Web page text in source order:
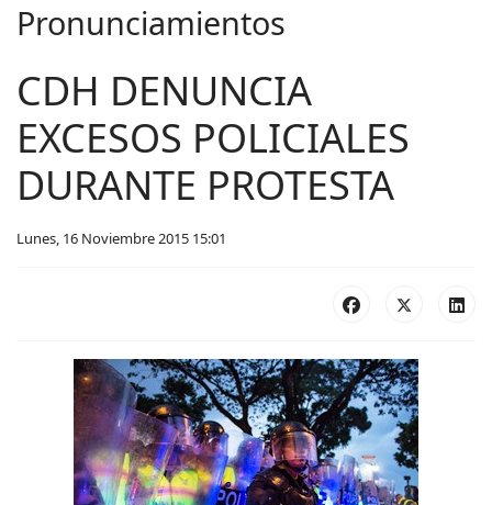
Pronunciamientos
CDH DENUNCIA
EXCESOS POLICIALES
DURANTE PROTESTA
Lunes, 16 Noviembre 2015 15:01